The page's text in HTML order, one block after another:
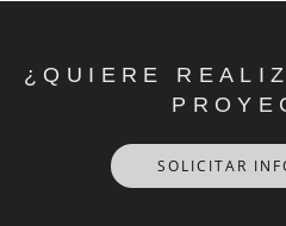
¿QUIERE
SOLICITAR